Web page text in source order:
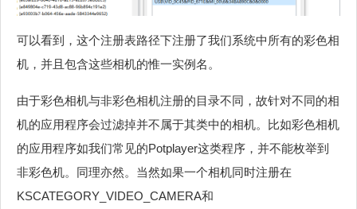
可以看到，这个注册表路径下注册了我们系统中所有的彩色相
机，并且包含这些相机的惟一实例名。
由于彩色相机与非彩色相机注册的目录不同，故针对不同的相
机的应用程序会过滤掉并不属于其类中的相机。比如彩色相机
的应用程序如我们常见的Potplayer这类程序，并不能枚举到
非彩色机。同理亦然。当然如果一个相机同时注册在
KSCATEGORY_VIDEO_CAMERA和